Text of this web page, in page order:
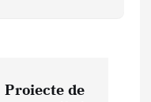
Proiecte de